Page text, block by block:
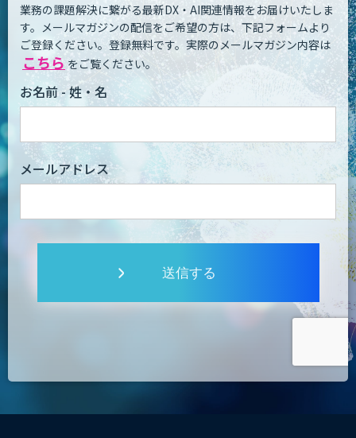
業務の課題解決に繋がる最新DX・AI関連情報をお届けいたしま
す。 メールマガジンの配信をご希望の方は、下記フォームより
ご登録ください。登録無料です。 実際のメールマガジン内容は
こちら をご覧ください。
お名前 - 姓・名
メールアドレス
送信する